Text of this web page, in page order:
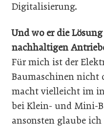
Digitalisierung.
Und wo er die
nachhaltigen
Für mich ist der
Baumaschinen nicht
macht vielleicht im
bei Klein- und Mini-
ansonsten glaube